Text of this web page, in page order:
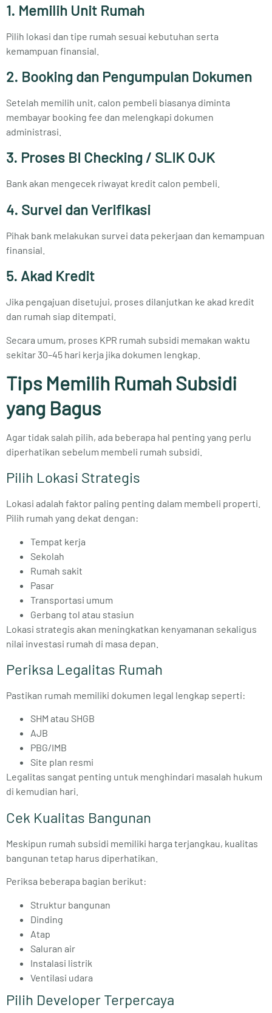
1. Memilih Unit Rumah
Pilih lokasi dan tipe rumah sesuai kebutuhan serta
kemampuan finansial.
2. Booking dan Pengumpulan Dokumen
Setelah memilih unit, calon pembeli biasanya diminta
membayar booking fee dan melengkapi dokumen
administrasi.
3. Proses BI Checking / SLIK OJK
Bank akan mengecek riwayat kredit calon pembeli.
4. Survei dan Verifikasi
Pihak bank melakukan survei data pekerjaan dan kemampuan
finansial.
5. Akad Kredit
Jika pengajuan disetujui, proses dilanjutkan ke akad kredit
dan rumah siap ditempati.
Secara umum, proses KPR rumah subsidi memakan waktu
sekitar 30–45 hari kerja jika dokumen lengkap.
Tips Memilih Rumah Subsidi
yang Bagus
Agar tidak salah pilih, ada beberapa hal penting yang perlu
diperhatikan sebelum membeli rumah subsidi.
Pilih Lokasi Strategis
Lokasi adalah faktor paling penting dalam membeli properti.
Pilih rumah yang dekat dengan:
Tempat kerja
Sekolah
Rumah sakit
Pasar
Transportasi umum
Gerbang tol atau stasiun
Lokasi strategis akan meningkatkan kenyamanan sekaligus
nilai investasi rumah di masa depan.
Periksa Legalitas Rumah
Pastikan rumah memiliki dokumen legal lengkap seperti:
SHM atau SHGB
AJB
PBG/IMB
Site plan resmi
Legalitas sangat penting untuk menghindari masalah hukum
di kemudian hari.
Cek Kualitas Bangunan
Meskipun rumah subsidi memiliki harga terjangkau, kualitas
bangunan tetap harus diperhatikan.
Periksa beberapa bagian berikut:
Struktur bangunan
Dinding
Atap
Saluran air
Instalasi listrik
Ventilasi udara
Pilih Developer Terpercaya